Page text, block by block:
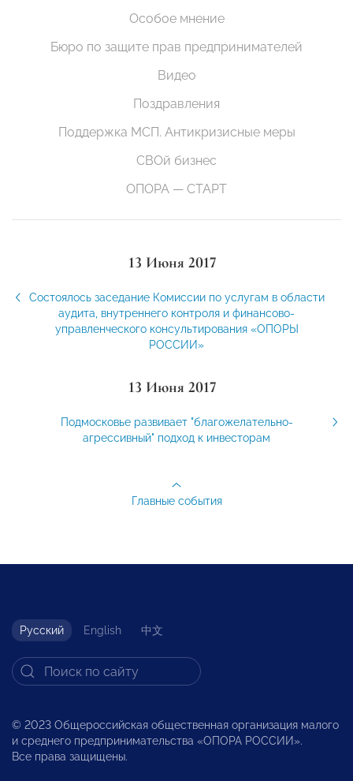
Особое мнение
Бюро по защите прав предпринимателей
Видео
Поздравления
Поддержка МСП. Антикризисные меры
СВОй бизнес
ОПОРА — СТАРТ
13 Июня 2017
Состоялось заседание Комиссии по услугам в области
аудита, внутреннего контроля и финансово-
управленческого консультирования «ОПОРЫ
РОССИИ»
13 Июня 2017
Подмосковье развивает "благожелательно-
агрессивный" подход к инвесторам
Главные события
Русский English 中文
© 2023 Общероссийская общественная организация малого
и среднего предпринимательства «ОПОРА РОССИИ».
Все права защищены.